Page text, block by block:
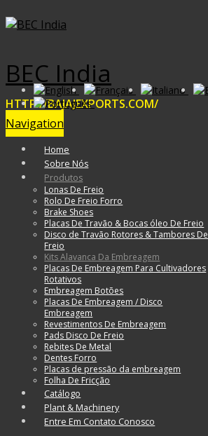
BEC India
HTTP://BAJAJEXPORTS.COM/
Navigation
Home
Sobre Nós
Produtos
Lonas De Freio
Rolo De Freio Forro
Brake Shoes
Placas De Travão & Bocas óleo De Freio
Disco de Travão Rotores & Tambores De
Freio
Kits Alavanca Da Embreagem
Placas De Embreagem Para Cultivadores
Rotativos
Embreagem Botões
Placas De Embreagem / Disco
Embreagem
Revestimentos De Embreagem
Pads Disco De Freio
Rebites De Metal
Dentes Forro
Placas de pressão da embreagem
Folha De Fricção
Catálogo
Plant & Machinery
Entre Em Contato Conosco